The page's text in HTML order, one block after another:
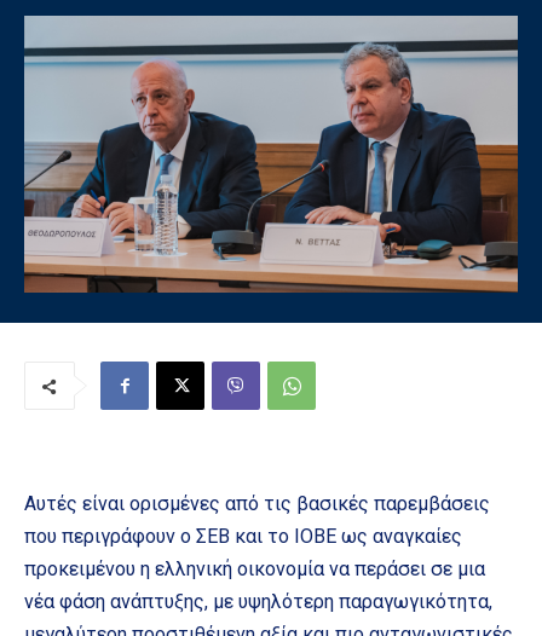
Αυτές είναι ορισμένες από τις βασικές παρεμβάσεις
που περιγράφουν ο ΣΕΒ και το ΙΟΒΕ ως αναγκαίες
προκειμένου η ελληνική οικονομία να περάσει σε μια
νέα φάση ανάπτυξης, με υψηλότερη παραγωγικότητα,